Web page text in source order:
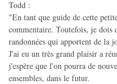
Todd :
"En tant que guide de cette
commentaire. Toutefois, je
randonnées qui apportent de la
J'ai eu un très grand plaisir a
j'espère que l'on pourra de
ensembles, dans le futur.